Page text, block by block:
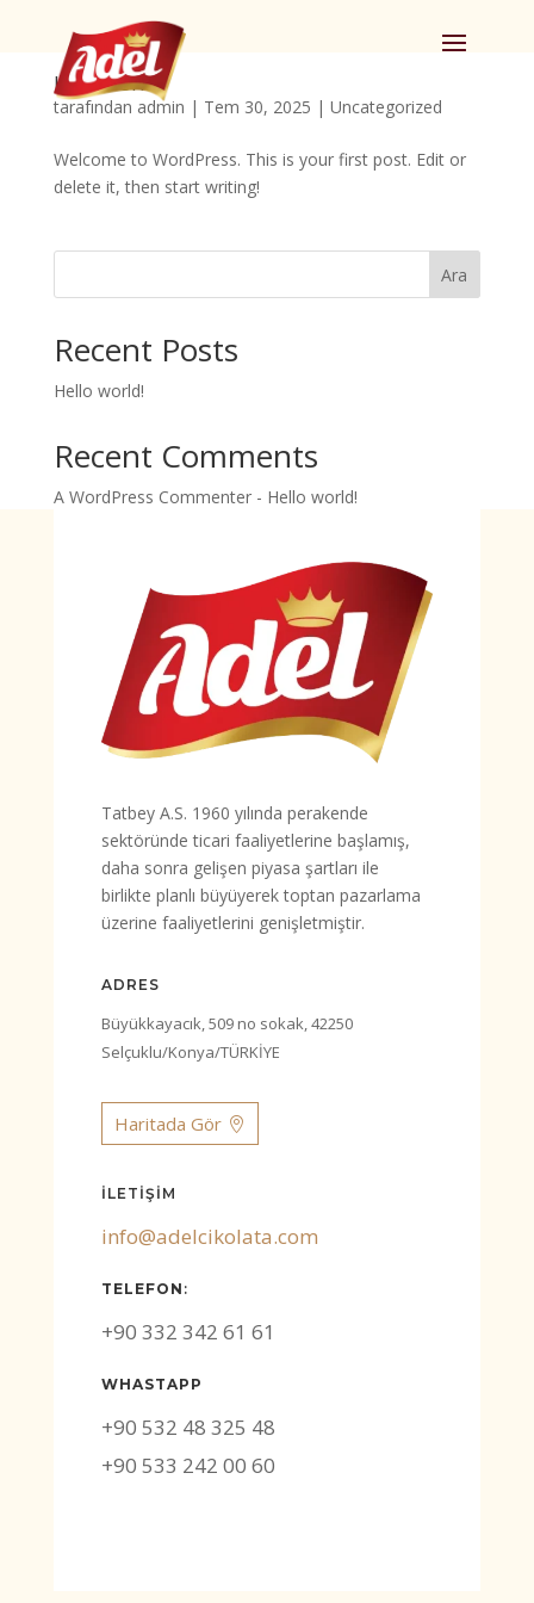
Hello world!
tarafından admin | Tem 30, 2025 | Uncategorized
Welcome to WordPress. This is your first post. Edit or
delete it, then start writing!
Ara
Recent Posts
Hello world!
Recent Comments
A WordPress Commenter- Hello world!
Tatbey A.S. 1960 yılında perakende
sektöründe ticari faaliyetlerine başlamış,
daha sonra gelişen piyasa şartları ile
birlikte planlı büyüyerek toptan pazarlama
üzerine faaliyetlerini genişletmiştir.
ADRES
Büyükkayacık, 509 no sokak, 42250
Selçuklu/Konya/TÜRKİYE
Haritada Gör
İLETİŞİM
info@adelcikolata.com
TELEFON :
+90 332 342 61 61
WHASTAPP
+90 532 48 325 48
+90 533 242 00 60